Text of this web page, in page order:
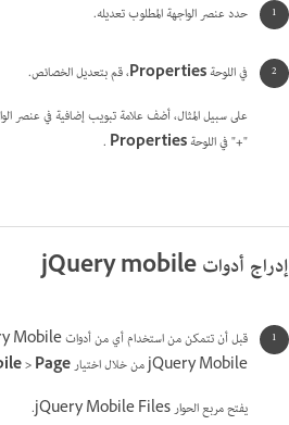
حدد عنصر الواجهة المطلوب تعديله.
في اللوحةProperties، قم بتعديل الخصائص.
"
+" في اللوحةProperties
.
إدراج أدوات jQuery mobile
jQuery Mobile من خلال اختيار
> Page
يفتح مربع الحوار jQuery Mobile Files.